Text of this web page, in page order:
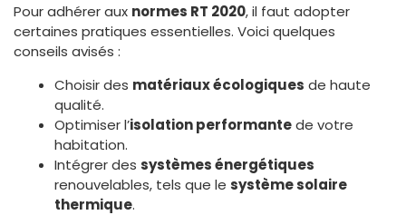
Pour adhérer aux normes RT 2020, il faut adopter
certaines pratiques essentielles. Voici quelques
conseils avisés :
Choisir des matériaux écologiques de haute
qualité.
Optimiser l’isolation performantede votre
habitation.
Intégrer des systèmes énergétiques
renouvelables, tels que le système solaire
thermique.